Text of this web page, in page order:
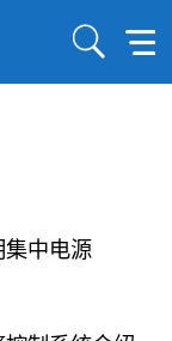
集中电源